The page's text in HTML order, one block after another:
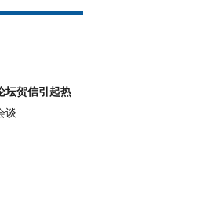
坛贺信引起热
谈